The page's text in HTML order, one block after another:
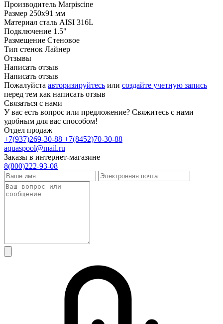
Производитель Marpiscine
Размер 250х91 мм
Материал сталь AISI 316L
Подключение 1.5"
Размещение Стеновое
Тип стенок Лайнер
Отзывы
Написать отзыв
Написать отзыв
Пожалуйста авторизируйтесь или создайте учетную запись
перед тем как написать отзыв
Связаться с нами
У вас есть вопрос или предложение? Свяжитесь с нами
удобным для вас способом!
Отдел продаж
+7(937)269-30-88 +7(8452)70-30-88
aquaspool@mail.ru
Заказы в интернет-магазине
8(800)222-93-08